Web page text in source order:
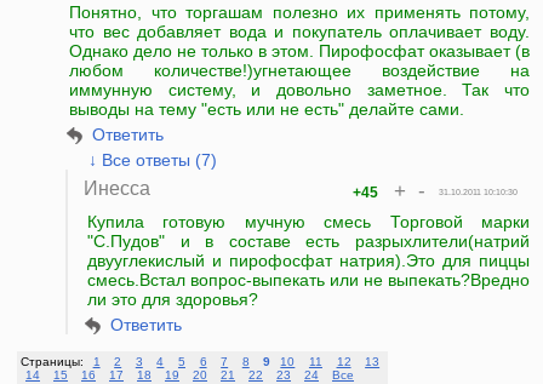
Понятно, что торгашам полезно их применять потому,
что вес добавляет вода и покупатель оплачивает воду.
Однако дело не только в этом. Пирофосфат оказывает (в
любом количестве!)угнетающее воздействие на
иммунную систему, и довольно заметное. Так что
выводы на тему "есть или не есть" делайте сами.
Ответить
↓ Все ответы (7)
Инесса 31.10.2011 10:10:30
+45 + -
Купила готовую мучную смесь Торговой марки
"С.Пудов" и в составе есть разрыхлители(натрий
двууглекислый и пирофосфат натрия).Это для пиццы
смесь.Встал вопрос-выпекать или не выпекать?Вредно
ли это для здоровья?
Ответить
Страницы: 1 2 3 4 5 6 7 8 9 10 11 12
13
14
15 16 17 18 19 20 21 22 23 24 Все